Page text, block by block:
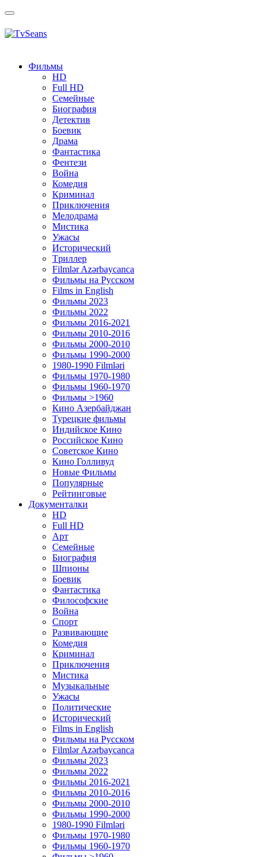
Toggle
Фильмы
HD
Full HD
Семейные
Биография
Детектив
Боевик
Драма
Фантастика
Фентези
Война
Комедия
Криминал
Приключения
Мелодрама
Мистика
Ужасы
Исторический
Tриллер
Filmlər Azərbaycanca
Фильмы на Русском
Films in English
Фильмы 2023
Фильмы 2022
Фильмы 2016-2021
Фильмы 2010-2016
Фильмы 2000-2010
Фильмы 1990-2000
1980-1990 Filmləri
Фильмы 1970-1980
Фильмы 1960-1970
Фильмы >1960
Кино Азербайджан
Турецкие фильмы
Индийское Кино
Российское Кино
Советское Кино
Кино Голливуд
Новые Фильмы
Популярные
Рейтинговые
Документалки
HD
Full HD
Арт
Семейные
Биография
Шпионы
Боевик
Фантастика
Философские
Война
Спорт
Развивающие
Комедия
Криминал
Приключения
Мистика
Музыкальные
Ужасы
Политические
Исторический
Films in English
Фильмы на Русском
Filmlər Azərbaycanca
Фильмы 2023
Фильмы 2022
Фильмы 2016-2021
Фильмы 2010-2016
Фильмы 2000-2010
Фильмы 1990-2000
1980-1990 Filmləri
Фильмы 1970-1980
Фильмы 1960-1970